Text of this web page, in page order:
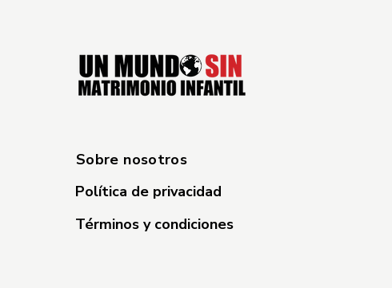
Sobre nosotros
Política de privacidad
Términos y condiciones